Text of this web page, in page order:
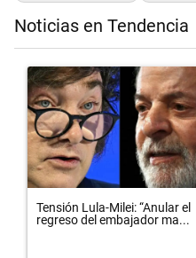
Noticias en Tendencia
Un artículo de tendencia con
Tensión Lula-Milei: “Anular el
regreso del embajador ma...